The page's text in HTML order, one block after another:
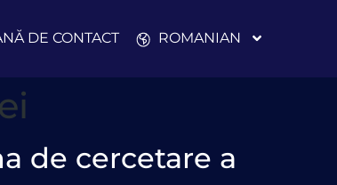
DE CONTACT ROMANIAN
de cercetare a